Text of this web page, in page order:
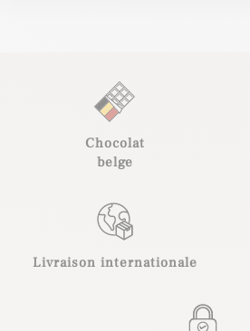
Chocolat
belge
Livraison internationale